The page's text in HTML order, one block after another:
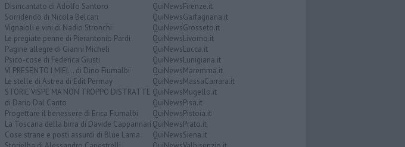
Disincantato di Adolfo Santoro
Sorridendo di Nicola Belcari
Vignaioli e vini di Nadio Stronchi
Le pregiate penne di Pierantonio Pardi
Pagine allegre di Gianni Micheli
Psico-cose di Federica Giusti
VI PRESENTO I MIEI... di Dino Fiumalbi
Le stelle di Astrea di Edit Permay
STORIE VISPE MA NON TROPPO DISTRATTE
di Dario Dal Canto
Progettare il benessere di Erica Fiumalbi
La Toscana della birra di Davide Cappannari
Cose strane e posti assurdi di Blue Lama
QuiNewsFirenze.it
QuiNewsGarfagnana.it
QuiNewsGrosseto.it
QuiNewsLivorno.it
QuiNewsLucca.it
QuiNewsLunigiana.it
QuiNewsMaremma.it
QuiNewsMassaCarrara.it
QuiNewsMugello.it
QuiNewsPisa.it
QuiNewsPistoia.it
QuiNewsPrato.it
QuiNewsSiena.it